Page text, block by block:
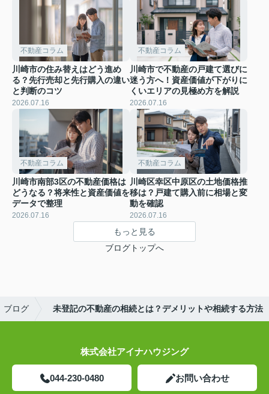
不動産コラム
川崎市の住み替えはどう進め
る？先行売却と先行購入の違い
と判断のコツ
2026.07.16
不動産コラム
川崎市で不動産の戸建て選びに
迷う方へ！資産価値が下がりに
くいエリアの見極め方を解説
2026.07.16
不動産コラム
川崎市南部3区の不動産価格は
どうなる？将来性と資産価値を
データで整理
2026.07.16
不動産コラム
川崎区幸区中原区の土地価格推
移は？戸建て購入前に相場と変
動を確認
2026.07.16
もっと見る
ブログトップへ
ブログ 未登記の不動産の相続とは？デメリットや相続する方法
株式会社アイナハウジング
044-230-0480 お問い合わせ